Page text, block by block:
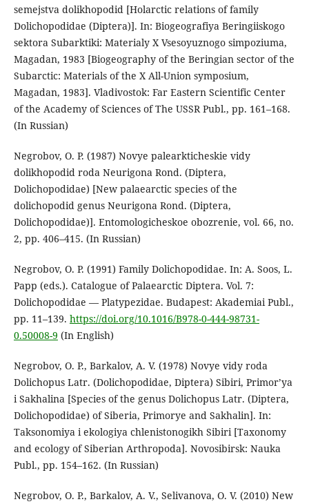
semejstva dolikhopodid [Holarctic relations of family
Dolichopodidae (Diptera)]. In: Biogeografiya Beringiiskogo
sektora Subarktiki: Materialy X Vsesoyuznogo simpoziuma,
Magadan, 1983 [Biogeography of the Beringian sector of the
Subarctic: Materials of the X All-Union symposium,
Magadan, 1983]. Vladivostok: Far Eastern Scientific Center
of the Academy of Sciences of The USSR Publ., pp. 161–168.
(In Russian)
Negrobov, O. P. (1987) Novye palearkticheskie vidy
dolikhopodid roda Neurigona Rond. (Diptera,
Dolichopodidae) [New palaearctic species of the
dolichopodid genus Neurigona Rond. (Diptera,
Dolichopodidae)]. Entomologicheskoe obozrenie, vol. 66, no.
2, pp. 406–415. (In Russian)
Negrobov, O. P. (1991) Family Dolichopodidae. In: A. Soos, L.
Papp (eds.). Catalogue of Palaearctic Diptera. Vol. 7:
Dolichopodidae — Platypezidae. Budapest: Akademiai Publ.,
pp. 11–139. https://doi.org/10.1016/B978-0-444-98731-
0.50008-9 (In English)
Negrobov, O. P., Barkalov, A. V. (1978) Novye vidy roda
Dolichopus Latr. (Dolichopodidae, Diptera) Sibiri, Primor’ya
i Sakhalina [Species of the genus Dolichopus Latr. (Diptera,
Dolichopodidae) of Siberia, Primorye and Sakhalin]. In:
Taksonomiya i ekologiya chlenistonogikh Sibiri [Taxonomy
and ecology of Siberian Arthropoda]. Novosibirsk: Nauka
Publ., pp. 154–162. (In Russian)
Negrobov, O. P., Barkalov, A. V., Selivanova, O. V. (2010) New